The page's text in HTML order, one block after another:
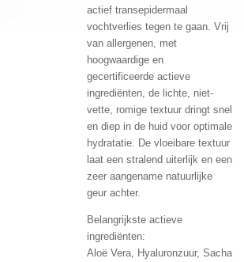
actief transepidermaal
vochtverlies tegen te gaan. Vrij
van allergenen, met
hoogwaardige en
gecertificeerde actieve
ingrediënten, de lichte, niet-
vette, romige textuur dringt snel
en diep in de huid voor optimale
hydratatie. De vloeibare textuur
laat een stralend uiterlijk en een
zeer aangename natuurlijke
geur achter.
Belangrijkste actieve
ingrediënten:
Aloë Vera, Hyaluronzuur, Sacha